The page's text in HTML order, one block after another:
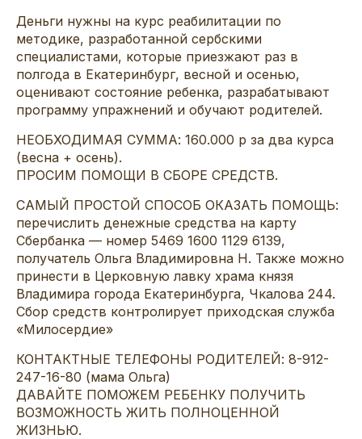
Деньги нужны на курс реабилитации по
методике, разработанной сербскими
специалистами, которые приезжают раз в
полгода в Екатеринбург, весной и осенью,
оценивают состояние ребенка, разрабатывают
программу упражнений и обучают родителей.
НЕОБХОДИМАЯ СУММА: 160.000 р за два курса
(весна + осень).
ПРОСИМ ПОМОЩИ В СБОРЕ СРЕДСТВ.
САМЫЙ ПРОСТОЙ СПОСОБ ОКАЗАТЬ ПОМОЩЬ:
перечислить денежные средства на карту
Сбербанка — номер 5469 1600 1129 6139,
получатель Ольга Владимировна Н. Также можно
принести в Церковную лавку храма князя
Владимира города Екатеринбурга, Чкалова 244.
Сбор средств контролирует приходская служба
«Милосердие»
КОНТАКТНЫЕ ТЕЛЕФОНЫ РОДИТЕЛЕЙ: 8-912-
247-16-80 (мама Ольга)
ДАВАЙТЕ ПОМОЖЕМ РЕБЕНКУ ПОЛУЧИТЬ
ВОЗМОЖНОСТЬ ЖИТЬ ПОЛНОЦЕННОЙ
ЖИЗНЬЮ.